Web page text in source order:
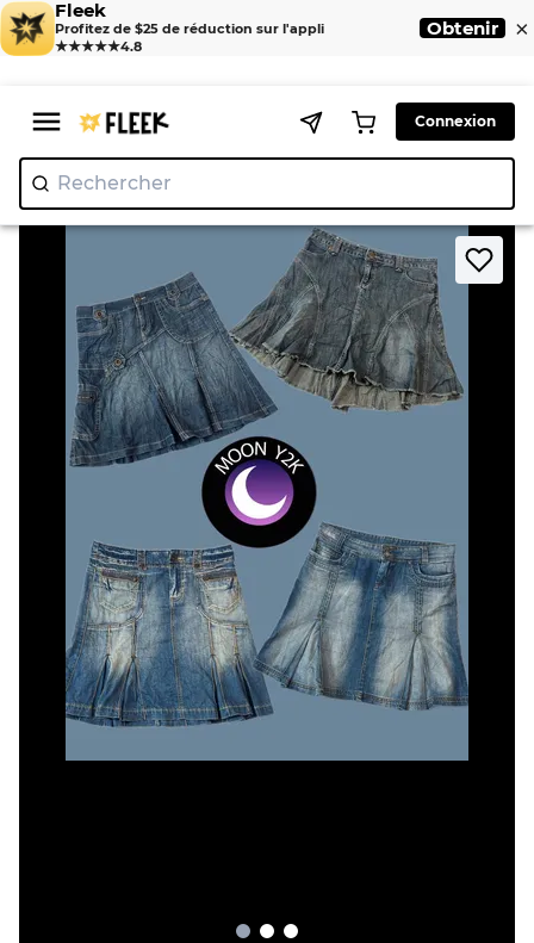
Fleek
Profitez de $25 de réduction sur l'appli
★★★★★4.8
Obtenir ×
Connexion
Rechercher
Home > Skirts > Jupes en denim Y2K IT Girl (A-18)